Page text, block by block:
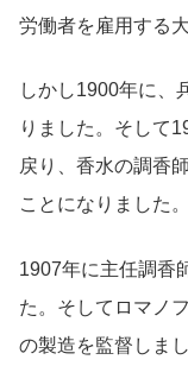
労働者を雇用する
しかし1900年に、
りました。そして
戻り、香水の調香
ことになりました。
1907年に主任調香
た。そしてロマノ
の製造を監督しまし